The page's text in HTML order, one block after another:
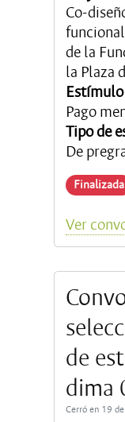
Co-
de la
la Plaza
Pago
Tipo de
De
Finalizada
Ver
de
dima
Cerró en 19